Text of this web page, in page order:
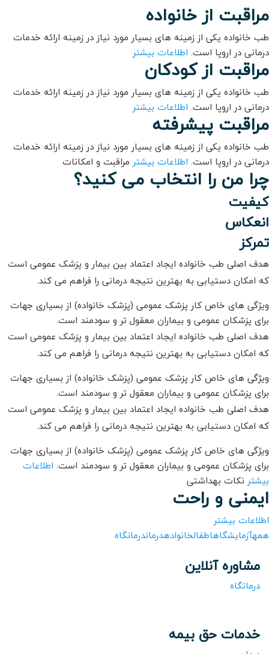
مراقبت از خانواده
طب خانواده یکی از زمینه های بسیار مورد نیاز در زمینه ارائه خدمات
درمانی در اروپا است. اطلاعات بیشتر
مراقبت از کودکان
طب خانواده یکی از زمینه های بسیار مورد نیاز در زمینه ارائه خدمات
درمانی در اروپا است. اطلاعات بیشتر
مراقبت پیشرفته
طب خانواده یکی از زمینه های بسیار مورد نیاز در زمینه ارائه خدمات
درمانی در اروپا است. اطلاعات بیشتر مراقبت و امکانات
چرا من را انتخاب می کنید؟
کیفیت
انعکاس
تمرکز
هدف اصلی طب خانواده ایجاد اعتماد بین بیمار و پزشک عمومی است
که امکان دستیابی به بهترین نتیجه درمانی را فراهم می کند.
ویژگی های خاص کار پزشک عمومی (پزشک خانواده) از بسیاری جهات
برای پزشکان عمومی و بیماران معقول تر و سودمند است.
هدف اصلی طب خانواده ایجاد اعتماد بین بیمار و پزشک عمومی است
که امکان دستیابی به بهترین نتیجه درمانی را فراهم می کند.
ویژگی های خاص کار پزشک عمومی (پزشک خانواده) از بسیاری جهات
برای پزشکان عمومی و بیماران معقول تر و سودمند است.
هدف اصلی طب خانواده ایجاد اعتماد بین بیمار و پزشک عمومی است
که امکان دستیابی به بهترین نتیجه درمانی را فراهم می کند.
ویژگی های خاص کار پزشک عمومی (پزشک خانواده) از بسیاری جهات
برای پزشکان عمومی و بیماران معقول تر و سودمند است. اطلاعات
بیشتر نکات بهداشتی
ایمنی و راحت
اطلاعات بیشتر
همهآزمایشگاهاطفالخانوادهدرماندرمانگاه
مشاوره آنلاین
درمانگاه
خدمات حق بیمه